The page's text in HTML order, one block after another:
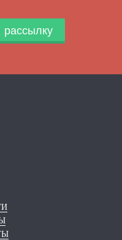
рассылку